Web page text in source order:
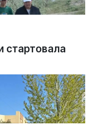
стартовала